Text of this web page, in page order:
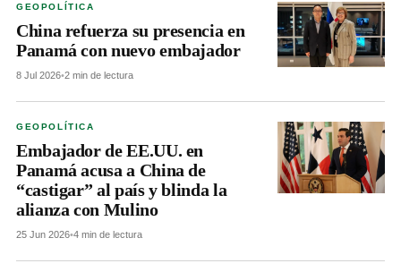
GEOPOLÍTICA
China refuerza su presencia en
Panamá con nuevo embajador
8 Jul 2026•2 min de lectura
GEOPOLÍTICA
Embajador de EE.UU. en
Panamá acusa a China de
“castigar” al país y blinda la
alianza con Mulino
25 Jun 2026•4 min de lectura